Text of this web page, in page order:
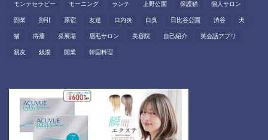
モンテセラピー モーニング ランチ 上野公園 保護猫 個人サロン
副業 割引 原宿 友達 口内炎 口臭 日比谷公園 渋谷 犬
猫 痔瘻 発展場 眉毛サロン 美容院 自己紹介 英会話アプリ
親友 銭湯 開業 韓国料理